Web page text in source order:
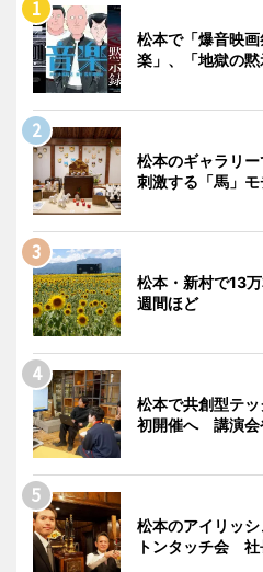
松本で「爆音映
楽」、「地獄の
松本のギャラリ
刺激する「馬」
松本・新村で13
週間ほど
松本で共創型テッ
初開催へ 講演会
松本のアイリッ
トンタッチ会